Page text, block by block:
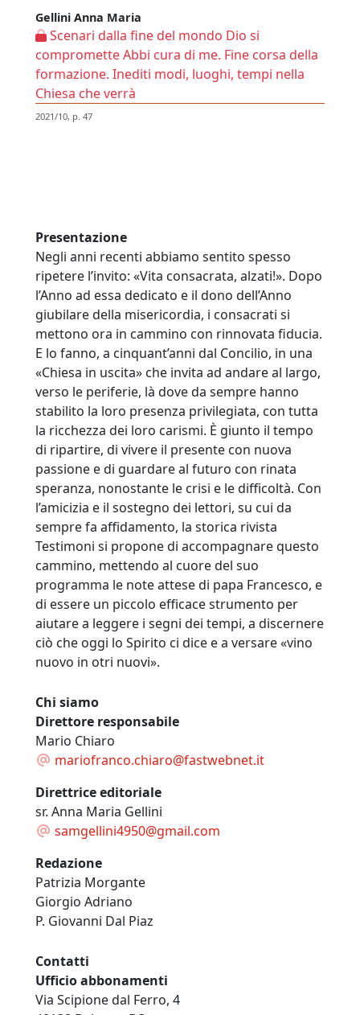
Gellini Anna Maria
Scenari dalla fine del mondo Dio si
compromette Abbi cura di me. Fine corsa della
formazione. Inediti modi, luoghi, tempi nella
Chiesa che verrà
2021/10, p. 47
Presentazione
Negli anni recenti abbiamo sentito spesso
ripetere l’invito: «Vita consacrata, alzati!». Dopo
l’Anno ad essa dedicato e il dono dell’Anno
giubilare della misericordia, i consacrati si
mettono ora in cammino con rinnovata fiducia.
E lo fanno, a cinquant’anni dal Concilio, in una
«Chiesa in uscita» che invita ad andare al largo,
verso le periferie, là dove da sempre hanno
stabilito la loro presenza privilegiata, con tutta
la ricchezza dei loro carismi. È giunto il tempo
di ripartire, di vivere il presente con nuova
passione e di guardare al futuro con rinata
speranza, nonostante le crisi e le difficoltà. Con
l’amicizia e il sostegno dei lettori, su cui da
sempre fa affidamento, la storica rivista
Testimoni si propone di accompagnare questo
cammino, mettendo al cuore del suo
programma le note attese di papa Francesco, e
di essere un piccolo efficace strumento per
aiutare a leggere i segni dei tempi, a discernere
ciò che oggi lo Spirito ci dice e a versare «vino
nuovo in otri nuovi».
Chi siamo
Direttore responsabile
Mario Chiaro
mariofranco.chiaro@fastwebnet.it
Direttrice editoriale
sr. Anna Maria Gellini
samgellini4950@gmail.com
Redazione
Patrizia Morgante
Giorgio Adriano
P. Giovanni Dal Piaz
Contatti
Ufficio abbonamenti
Via Scipione dal Ferro, 4